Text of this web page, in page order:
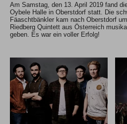
Am Samstag, den 13. April 2019 fand
Oybele Halle in Oberstdorf statt. Die
Fäaschtbänkler kam nach Oberstdorf
Riedberg Quintett aus Österreich
geben. Es war ein voller Erfolg!